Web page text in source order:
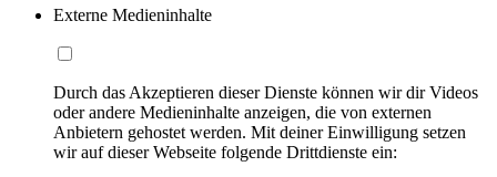
Externe Medieninhalte
Durch das Akzeptieren dieser Dienste können wir dir Videos
oder andere Medieninhalte anzeigen, die von externen
Anbietern gehostet werden. Mit deiner Einwilligung setzen
wir auf dieser Webseite folgende Drittdienste ein: